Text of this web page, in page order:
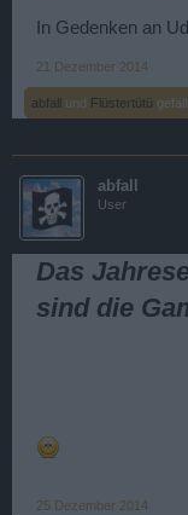
In Gedenken an
21 Dezember 2014
abfall und Flüstertütü
abfall
User
Das
sind die
25 Dezember 2014